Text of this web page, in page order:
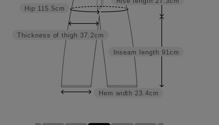
Inseam length 91cm
Hem width 23.4cm
Thickness of thigh 37.2cm
Hip 115.5cm